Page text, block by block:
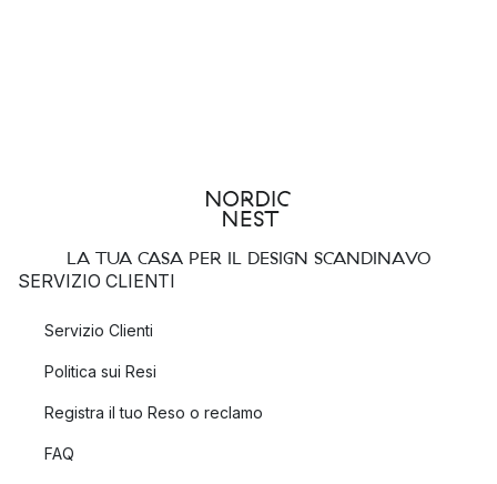
LA TUA CASA PER IL DESIGN SCANDINAVO
SERVIZIO CLIENTI
Servizio Clienti
Politica sui Resi
Registra il tuo Reso o reclamo
FAQ